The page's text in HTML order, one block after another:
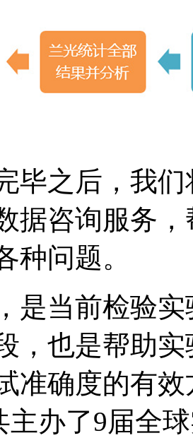
毕之后，我
据咨询服务
种问题。
是当前检验
，也是帮助
准确度的有
主办了9届全